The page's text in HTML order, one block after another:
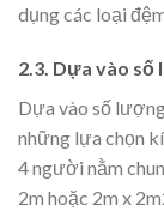
dụng các loại
2.3. Dựa vào
Dựa vào số
những lựa chọn
4 người nằm
2m hoặc 2m x